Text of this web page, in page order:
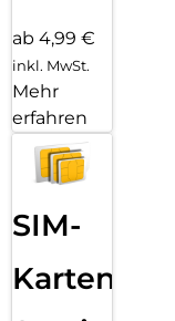
ab 4,99 €
inkl. MwSt.
Mehr
erfahren
SIM-
Karten